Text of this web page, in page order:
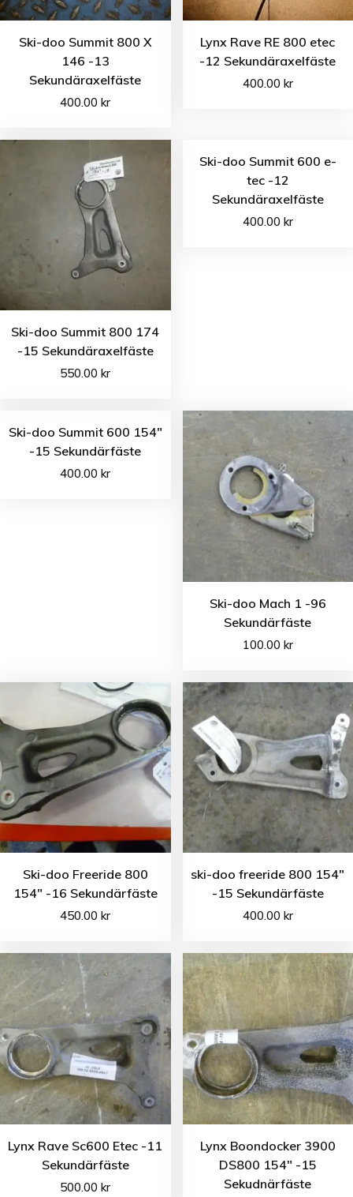
Ski-doo Summit 800 X
146 -13
Sekundäraxelfäste
400.00kr
Lynx Rave RE 800 etec
-12 Sekundäraxelfäste
400.00 kr
Ski-doo Summit 800 174
-15 Sekundäraxelfäste
550.00kr
Ski-doo Summit 600 e-
tec -12
Sekundäraxelfäste
400.00 kr
Ski-doo Summit 600 154″
-15 Sekundärfäste
400.00kr
Ski-doo Mach 1 -96
Sekundärfäste
100.00 kr
Ski-doo Freeride 800
154″ -16 Sekundärfäste
450.00kr
ski-doo freeride 800 154″
-15 Sekundärfäste
400.00 kr
Lynx Rave Sc600 Etec -11
Sekundärfäste
500.00kr
Lynx Boondocker 3900
DS800 154″ -15
Sekudnärfäste